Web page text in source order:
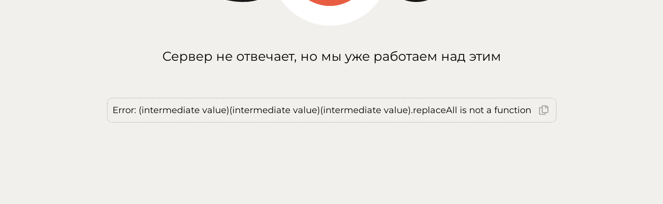
Сервер не отвечает, но мы уже работаем над этим
Error: (intermediate value)(intermediate value)(intermediate value).replaceAll is not a function